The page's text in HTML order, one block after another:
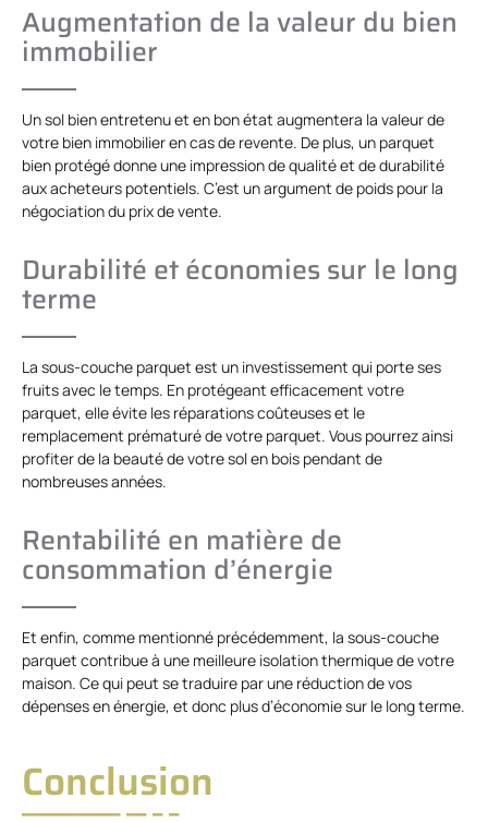
Augmentation de la valeur du bien
immobilier
Un sol bien entretenu et en bon état augmentera la valeur de
votre bien immobilier en cas de revente. De plus, un parquet
bien protégé donne une impression de qualité et de durabilité
aux acheteurs potentiels. C’est un argument de poids pour la
négociation du prix de vente.
Durabilité et économies sur le long
terme
La sous-couche parquet est un investissement qui porte ses
fruits avec le temps. En protégeant efficacement votre
parquet, elle évite les réparations coûteuses et le
remplacement prématuré de votre parquet. Vous pourrez ainsi
profiter de la beauté de votre sol en bois pendant de
nombreuses années.
Rentabilité en matière de
consommation d’énergie
Et enfin, comme mentionné précédemment, la sous-couche
parquet contribue à une meilleure isolation thermique de votre
maison. Ce qui peut se traduire par une réduction de vos
dépenses en énergie, et donc plus d’économie sur le long terme.
Conclusion